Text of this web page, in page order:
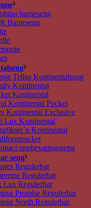
barneseng
Barneseng
Tellus Kontinentalseng
Kontinental
Kontinental
Kontinental Pocket
Kontinental Exclusive
Lux Kontinental
Kontinental
oppbevaringsseng
seng
Regulerbar
Regulerbar
Lux Regulerbar
Promise Regulerbar
North Regulerbar